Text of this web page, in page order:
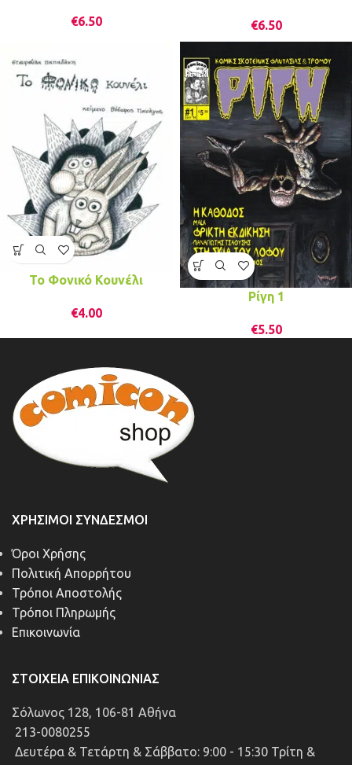
€6.50 €6.50
Το Φονικό Κουνέλι
€4.00
Ρίγη 1
€5.50
ΧΡΉΣΙΜΟΙ ΣΎΝΔΕΣΜΟΙ
Όροι Χρήσης
Πολιτική Απορρήτου
Τρόποι Αποστολής
Τρόποι Πληρωμής
Επικοινωνία
ΣΤΟΙΧΕΊΑ ΕΠΙΚΟΙΝΩΝΊΑΣ
Σόλωνος 128, 106-81 Αθήνα
213-0080255
Δευτέρα & Τετάρτη & Σάββατο: 9:00 - 15:30 Τρίτη &